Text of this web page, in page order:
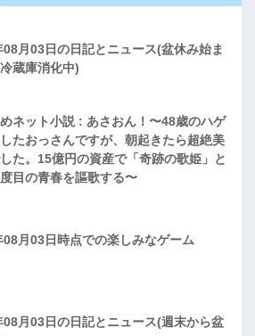
月03日の日記とニュース(盆休み始ま
蔵庫消化中)
ネット小説 : あさおん！〜48歳のハゲ
たおっさんですが、朝起きたら超絶美
た。15億円の資産で「奇跡の歌姫」と
目の青春を謳歌する〜
月03日時点での楽しみなゲーム
08月03日の日記とニュース(週末から盆